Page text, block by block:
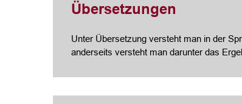
Übersetzungen
Unter Übersetzung versteht man in der
anderseits versteht man darunter das